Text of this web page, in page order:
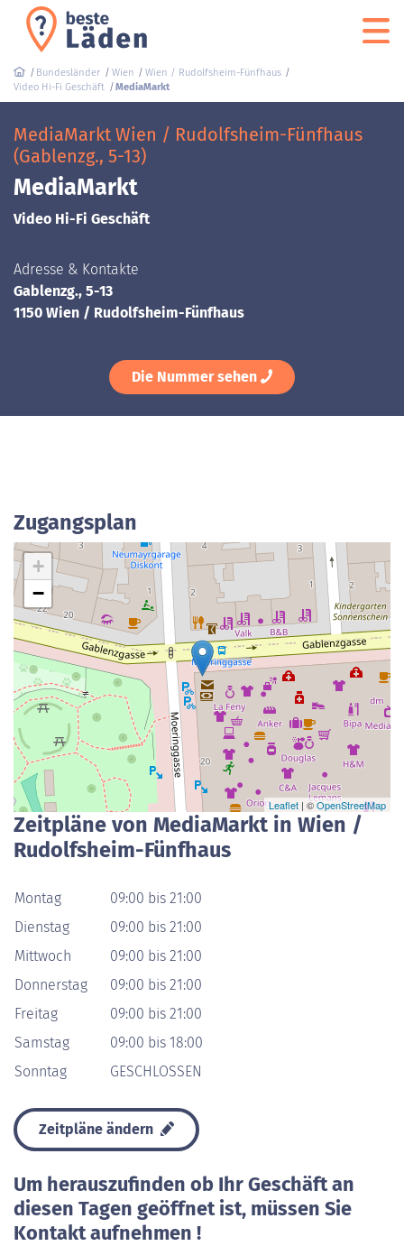
Bundesländer Wien
Wien / Rudolfsheim-Fünfhaus
Video Hi-Fi Geschäft
MediaMarkt
MediaMarkt Wien / Rudolfsheim-Fünfhaus
(Gablenzg., 5-13)
MediaMarkt
Video Hi-Fi Geschäft
Adresse & Kontakte
Gablenzg., 5-13
1150 Wien / Rudolfsheim-Fünfhaus
Die Nummer sehen
Zugangsplan
+
−
Leaflet | ©OpenStreetMap
Zeitpläne von MediaMarkt in Wien /
Rudolfsheim-Fünfhaus
Montag
09:00 bis 21:00
Dienstag
09:00 bis 21:00
Mittwoch
09:00 bis 21:00
Donnerstag
09:00 bis 21:00
Freitag
09:00 bis 21:00
Samstag
09:00 bis 18:00
Sonntag
GESCHLOSSEN
Zeitpläne ändern
Um herauszufinden ob Ihr Geschäft an
diesen Tagen geöffnet ist, müssen Sie
Kontakt aufnehmen !